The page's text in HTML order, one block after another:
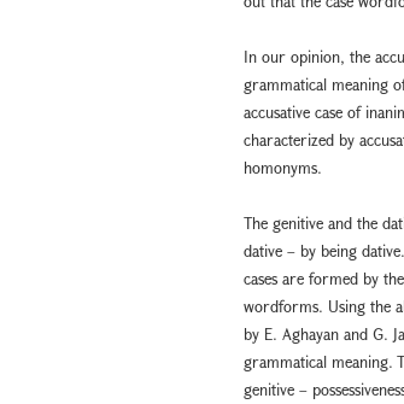
In our opinion, the
grammatical meaning
accusative case of
characterized by
homonyms.
The genitive and the
dative – by being
cases are formed by
wordforms. Using the
by E. Aghayan and G.
grammatical meaning.
genitive –